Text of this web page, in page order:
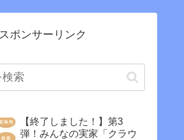
スポンサーリンク
【終了しました！】第3
弾！みんなの実家「クラウ